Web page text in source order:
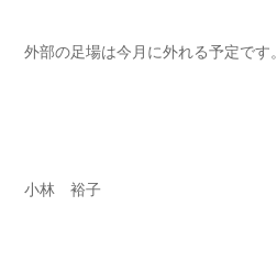
外部の足場は今月に外れる予定です。
小林 裕子